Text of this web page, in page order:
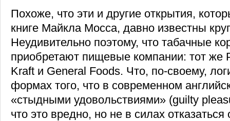
Похоже, что эти и другие открытия,
книге Майкла Мосса, давно известны
Неудивительно поэтому, что табачные
приобретают пищевые компании: тот же
Kraft и General Foods. Что, по-своему,
формах того, что в современном
«стыдными удовольствиями» (guilty
что это вредно, но не в силах